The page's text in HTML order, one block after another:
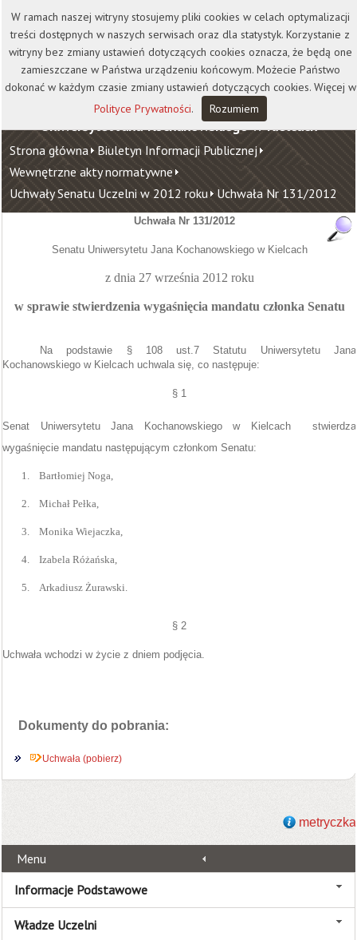
Kontakt Biblioteka
Wydawnictwo
Wirtualna Uczelnia
Uniwersytet Jana Kochanowskiego w Kielcach
Strona główna Biuletyn Informacji Publicznej
Wewnętrzne akty normatywne
Uchwały Senatu Uczelni w 2012 roku Uchwała Nr 131/2012
Uchwała Nr 131/2012
Senatu Uniwersytetu Jana Kochanowskiego w Kielcach
z dnia 27 września 2012 roku
w sprawie stwierdzenia wygaśnięcia mandatu członka Senatu
Na podstawie § 108 ust.7 Statutu Uniwersytetu Jana
Kochanowskiego w Kielcach uchwala się, co następuje:
§ 1
Senat Uniwersytetu Jana Kochanowskiego w Kielcach
stwierdza
wygaśnięcie mandatu następującym członkom Senatu:
1. Bartłomiej Noga,
2. Michał Pełka,
3. Monika Wiejaczka,
4. Izabela Różańska,
5. Arkadiusz Żurawski.
§ 2
Uchwała wchodzi w życie z dniem podjęcia.
Dokumenty do pobrania:
Uchwała (pobierz)
metryczka
Menu
Informacje Podstawowe
Władze Uczelni
W ramach naszej witryny stosujemy pliki cookies w celach optymalizacji
treści dostępnych w naszych serwisach oraz dla statystyk. Korzystanie z
witryny bez zmiany ustawień dotyczących cookies oznacza, że będą one
zamieszczane w Państwa urządzeniu końcowym. Możecie Państwo
dokonać w każdym czasie zmiany ustawień dotyczących cookies. Więcej w
Polityce Prywatności. Rozumiem